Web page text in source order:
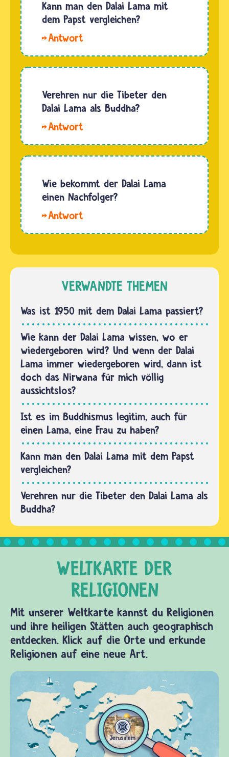
ins
Leben…
Zölibat.
Das heißt,
sie
verzichten
auf eine
auf
Sexualität.
Das gilt…
Kann man den Dalai Lama mit
dem Papst vergleichen?
Dalai
und der
Papst
beide
Oberhäupter
einer
mit
bestimmten
Aufgaben.
Verehren nur die Tibeter den
Dalai Lama als Buddha?
viele
und
Buddhisten
ganzen
Welt
Buddha.
viele…
Wie bekommt der Dalai Lama
einen Nachfolger?
Dalai
Lama ist
Er
möchte,
dass sich
die
Gläubigen
nach
seinem
Tod
selbst
einen…
VERWANDTE THEMEN
Was ist 1950 mit dem Dalai Lama passiert?
Wie kann der Dalai Lama wissen, wo er
wiedergeboren wird? Und wenn der Dalai
Lama immer wiedergeboren wird, dann ist
doch das Nirwana für mich völlig
aussichtslos?
Ist es im Buddhismus legitim, auch für
einen Lama, eine Frau zu haben?
Kann man den Dalai Lama mit dem Papst
vergleichen?
Verehren nur die Tibeter den Dalai Lama als
Buddha?
Mit unserer Weltkarte kannst du Religionen
und ihre heiligen Stätten auch geographisch
entdecken. Klick auf die Orte und erkunde
Religionen auf eine neue Art.